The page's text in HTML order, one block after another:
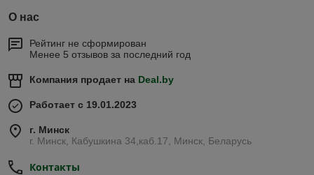
О нас
Рейтинг не сформирован
Менее 5 отзывов за последний год
Компания продает на Deal.by
Работает с 19.01.2023
г. Минск
г. Минск, Кабушкина 34,каб.17, Минск, Беларусь
Контакты